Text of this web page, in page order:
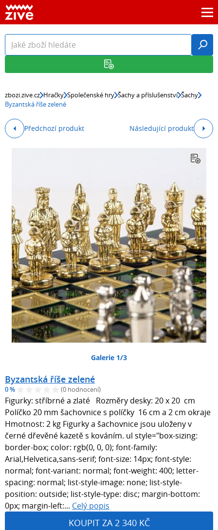
zbozi.zive.cz Hračky Společenské hry Šachy a příslušenství Šachy
Byzantská říše zelené
Předchozí produkt Následující produkt
Galerie 1/3
Byzantská říše zelené
0 % (0 hodnocení)
Figurky: stříbrné a zlaté Rozměry desky: 20 x 20 cm
Políčko 20 mm šachovnice s políčky 16 cm a 2 cm okraje
Hmotnost: 2 kg Figurky a šachovnice jsou uloženy v
černé dřevěné kazetě s kováním. ul style="box-sizing:
border-box; color: rgb(0, 0, 0); font-family:
Arial,Helvetica,sans-serif; font-size: 14px; font-style:
normal; font-variant: normal; font-weight: 400; letter-
spacing: normal; list-style-image: none; list-style-
position: outside; list-style-type: disc; margin-bottom:
0px; margin-left:... Celý popis
KOUPIT ZA 2 340 KČ